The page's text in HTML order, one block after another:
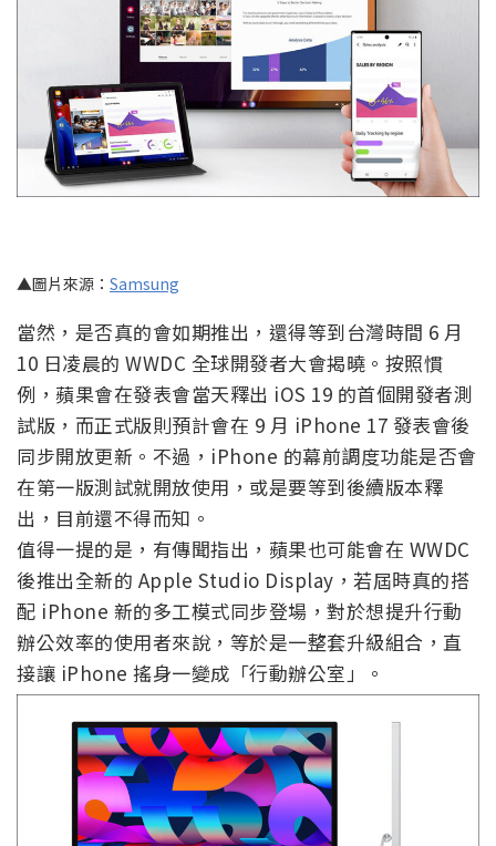
▲圖片來源： Samsung
當然，是否真的會如期推出，還得等到台灣時間 6 月
10 日凌晨的 WWDC 全球開發者大會揭曉。按照慣
例，蘋果會在發表會當天釋出 iOS 19 的首個開發者測
試版，而正式版則預計會在 9 月 iPhone 17 發表會後
同步開放更新。不過，iPhone 的幕前調度功能是否會
在第一版測試就開放使用，或是要等到後續版本釋
出，目前還不得而知。
值得一提的是，有傳聞指出，蘋果也可能會在 WWDC
後推出全新的 Apple Studio Display，若屆時真的搭
配 iPhone 新的多工模式同步登場，對於想提升行動
辦公效率的使用者來說，等於是一整套升級組合，直
接讓 iPhone 搖身一變成「行動辦公室」。